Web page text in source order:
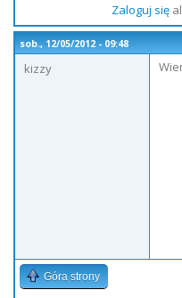
Zaloguj się
sob., 12/05/2012 - 09:48
kizzy
Góra strony